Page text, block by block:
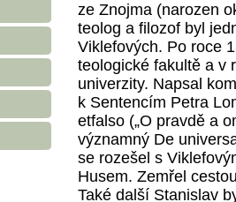
ze Znojma (narozen
teolog a filozof byl
Viklefových. Po roce
teologické fakultě a v
univerzity. Napsal
k Sentencím Petra
etfalso („O pravdě a
významný De
se rozešel s
Husem. Zemřel
Také další Stanislav